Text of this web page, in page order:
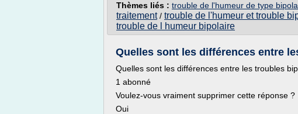
Thèmes liés : trouble de l'humeur de type
traitement/ trouble de l'humeur et trouble
trouble de l humeur bipolaire
Quelles sont les différences entre
Quelles sont les différences entre les troubles
1 abonné
Voulez-vous vraiment supprimer cette réponse ?
Oui